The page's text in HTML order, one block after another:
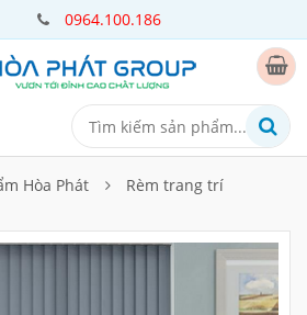
0964.100.186
Hòa Phát Rèm trang trí